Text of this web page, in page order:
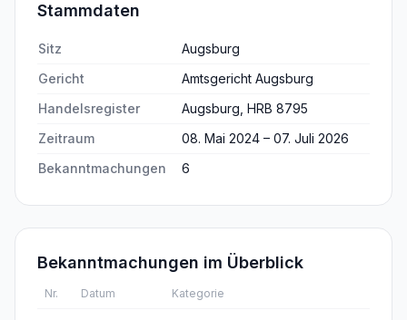
Stammdaten
Sitz
Augsburg
Gericht
Amtsgericht Augsburg
Handelsregister
Augsburg, HRB 8795
Zeitraum
08. Mai 2024 – 07. Juli 2026
Bekanntmachungen
6
Bekanntmachungen im Überblick
Nr. Datum Kategorie